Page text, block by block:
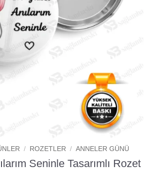
/ ROZETLER / ANNELER GÜNÜ
Seninle Tasarımlı Rozet